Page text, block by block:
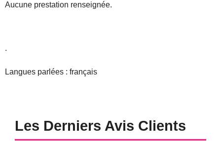
Aucune prestation renseignée.
.
Langues parlées : français
Les Derniers Avis Clients